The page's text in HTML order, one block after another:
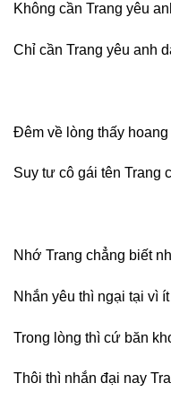
Không cần Trang yêu
Chỉ cần Trang yêu anh
Đêm về lòng thấy hoang
Suy tư cô gái tên Trang
Nhớ Trang chẳng biết
Nhắn yêu thì ngại tại vì
Trong lòng thì cứ băn
Thôi thì nhắn đại nay